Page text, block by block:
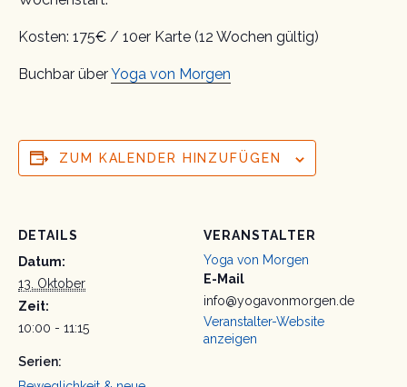
Kosten: 175€ / 10er Karte (12 Wochen gültig)
Buchbar überYoga von Morgen
ZUM KALENDER HINZUFÜGEN
DETAILS
Datum:
13. Oktober
Zeit:
10:00 - 11:15
Serien:
VERANSTALTER
Yoga von Morgen
E-Mail
info@yogavonmorgen.de
Veranstalter-Website
anzeigen